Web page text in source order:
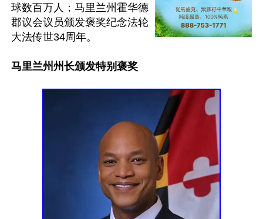
球数百万人；马里兰州霍华德
郡议会议员颁发褒奖纪念法轮
大法传世34周年。
马里兰州州长颁发特别褒奖